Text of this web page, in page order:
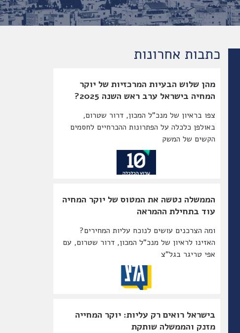
מהן שלוש הבעיות המרכזיות של יוקר
המחיה בישראל ערב ראש השנה 2025?
צפו בראיון של מנכ"ל המכון, דרור שטרום,
באולפן כלכלה על הפתרונות ההכרחיים לחסמים
הקשים של המשק
הממשלה נטשה את המטוס של יוקר המחיה
עוד בתחילת ההמראה
ומה הצרכנים עושים לנוכח עליות המחירים?
האזינו לראיון של מנכ"ל המכון, דרור שטרום, עם
אפי טריגר בגל"צ
בישראל רואים רק עליות: יוקר המחייה
מזנק והממשלה שותקת
כתבות אחרונות